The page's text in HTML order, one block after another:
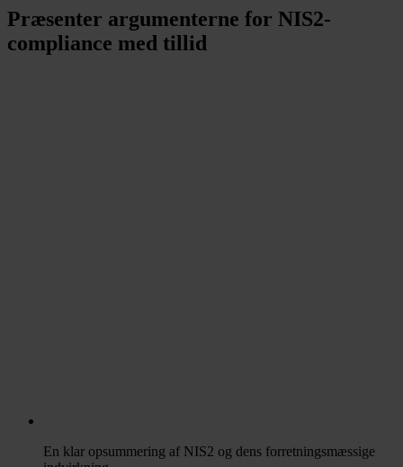
Præsenter argumenterne for NIS2-
compliance med tillid
En klar opsummering af NIS2 og dens forretningsmæssige